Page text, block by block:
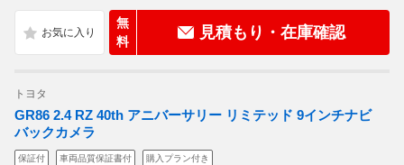
無
料
見積もり・在庫確認
トヨタ
GR86 2.4 RZ 40th アニバーサリー リミテッド 9インチナビ
バックカメラ
保証付 車両品質保証書付 購入プラン付き